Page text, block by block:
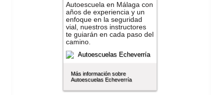
Autoescuela en Málaga con
años de experiencia y un
enfoque en la seguridad
vial, nuestros instructores
te guiarán en cada paso del
camino.
Más información sobre
Autoescuelas Echeverría